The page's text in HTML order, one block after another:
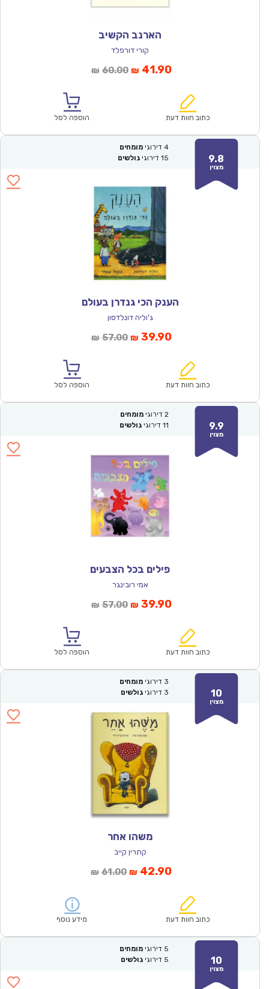
הארנב הקשיב
קורי דורפלד
₪ 60.00המחיר
₪60.00.
₪ 41.90המחיר
הוא:
כתוב חוות דעת הוספה לסל
9.8
מצוין
4 דירוגי מומחים
15 דירוגי גולשים
הענק הכי גנדרן בעולם
ג'וליה דונלדסון
₪ 57.00המחיר
₪57.00.
₪ 39.90המחיר
הוא:
כתוב חוות דעת הוספה לסל
9.9
מצוין
2 דירוגי מומחים
11 דירוגי גולשים
פילים בכל הצבעים
אמי רובינגר
₪ 57.00המחיר
₪57.00.
₪ 39.90המחיר
הוא:
כתוב חוות דעת הוספה לסל
10
מצוין
3 דירוגי מומחים
3 דירוגי גולשים
משהו אחר
קתרין קייב
₪ 61.00המחיר
₪61.00.
₪ 42.90המחיר
הוא:
כתוב חוות דעת מידע נוסף
10
מצוין
5 דירוגי מומחים
5 דירוגי גולשים